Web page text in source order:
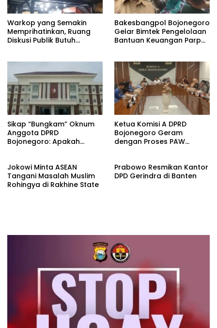
Warkop yang Semakin
Memprihatinkan, Ruang
Diskusi Publik Butuh
Bakesbangpol Bojonegoro
Gelar Bimtek Pengelolaan
Bantuan Keuangan Parpol
Sikap “Bungkam” Oknum
Anggota DPRD
Bojonegoro: Apakah
Ketua Komisi A DPRD
Bojonegoro Geram
dengan Proses PAW
Jokowi Minta ASEAN
Tangani Masalah Muslim
Rohingya di Rakhine State
Prabowo Resmikan Kantor
DPD Gerindra di Banten